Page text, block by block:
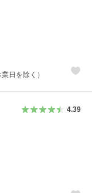
日を除く）
4.39